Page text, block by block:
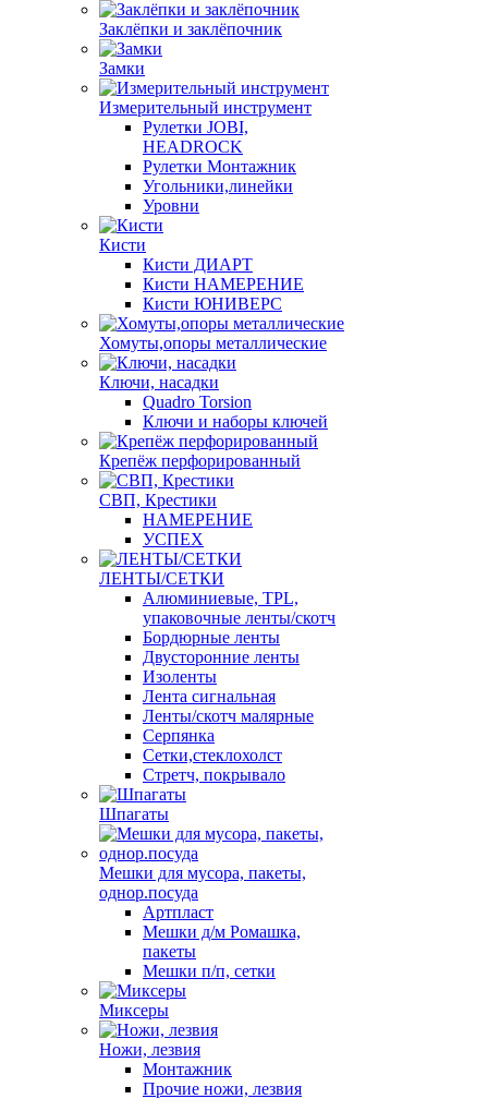
Заклёпки и заклёпочник
Замки
Измерительный инструмент
Рулетки JOBI,
HEADROCK
Рулетки Монтажник
Угольники,линейки
Уровни
Кисти
Кисти ДИАРТ
Кисти НАМЕРЕНИЕ
Кисти ЮНИВЕРС
Хомуты,опоры металлические
Ключи, насадки
Quadro Torsion
Ключи и наборы ключей
Крепёж перфорированный
СВП, Крестики
НАМЕРЕНИЕ
УСПЕХ
ЛЕНТЫ/СЕТКИ
Алюминиевые, TPL,
упаковочные ленты/скотч
Бордюрные ленты
Двусторонние ленты
Изоленты
Лента сигнальная
Ленты/скотч малярные
Серпянка
Сетки,стеклохолст
Стретч, покрывало
Шпагаты
Мешки для мусора, пакеты,
однор.посуда
Артпласт
Мешки д/м Ромашка,
пакеты
Мешки п/п, сетки
Миксеры
Ножи, лезвия
Монтажник
Прочие ножи, лезвия